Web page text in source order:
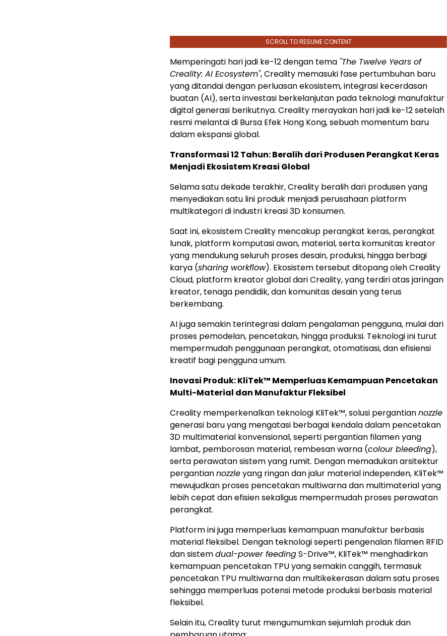
SCROLL TO RESUME CONTENT
Memperingati hari jadi ke-12 dengan tema "The Twelve Years of
Creality: AI Ecosystem", Creality memasuki fase pertumbuhan baru
yang ditandai dengan perluasan ekosistem, integrasi kecerdasan
buatan (AI), serta investasi berkelanjutan pada teknologi manufaktur
digital generasi berikutnya. Creality merayakan hari jadi ke-12 setelah
resmi melantai di Bursa Efek Hong Kong, sebuah momentum baru
dalam ekspansi global.
Transformasi 12 Tahun: Beralih dari Produsen Perangkat Keras
Menjadi Ekosistem Kreasi Global
Selama satu dekade terakhir, Creality beralih dari produsen yang
menyediakan satu lini produk menjadi perusahaan platform
multikategori di industri kreasi 3D konsumen.
Saat ini, ekosistem Creality mencakup perangkat keras, perangkat
lunak, platform komputasi awan, material, serta komunitas kreator
yang mendukung seluruh proses desain, produksi, hingga berbagi
karya (sharing workflow). Ekosistem tersebut ditopang oleh Creality
Cloud, platform kreator global dari Creality, yang terdiri atas jaringan
kreator, tenaga pendidik, dan komunitas desain yang terus
berkembang.
AI juga semakin terintegrasi dalam pengalaman pengguna, mulai dari
proses pemodelan, pencetakan, hingga produksi. Teknologi ini turut
mempermudah penggunaan perangkat, otomatisasi, dan efisiensi
kreatif bagi pengguna umum.
Inovasi Produk: KliTek™ Memperluas Kemampuan Pencetakan
Multi-Material dan Manufaktur Fleksibel
Creality memperkenalkan teknologi KliTek™, solusi pergantiannozzle
generasi baru yang mengatasi berbagai kendala dalam pencetakan
3D multimaterial konvensional, seperti pergantian filamen yang
lambat, pemborosan material, rembesan warna (colour bleeding),
serta perawatan sistem yang rumit. Dengan memadukan arsitektur
pergantiannozzleyang ringan dan jalur material independen, KliTek™
mewujudkan proses pencetakan multiwarna dan multimaterial yang
lebih cepat dan efisien sekaligus mempermudah proses perawatan
perangkat.
Platform ini juga memperluas kemampuan manufaktur berbasis
material fleksibel. Dengan teknologi seperti pengenalan filamen RFID
dan sistemdual-power feedingS-Drive™, KliTek™ menghadirkan
kemampuan pencetakan TPU yang semakin canggih, termasuk
pencetakan TPU multiwarna dan multikekerasan dalam satu proses
sehingga memperluas potensi metode produksi berbasis material
fleksibel.
Selain itu, Creality turut mengumumkan sejumlah produk dan